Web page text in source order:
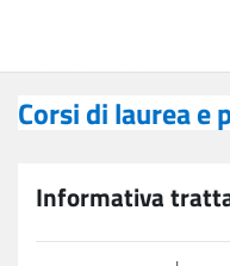
Corsi di laurea e
Informativa